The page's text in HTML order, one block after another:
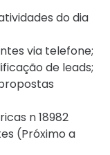
do dia
via telefone;
de leads;
n 18982
(Próximo a